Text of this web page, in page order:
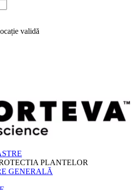
validă
PLANTELOR
GENERALĂ